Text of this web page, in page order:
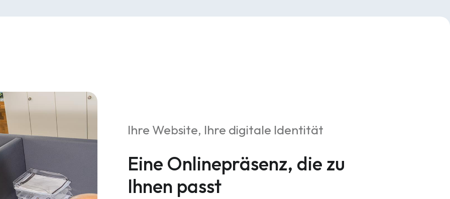
Ihre Website, Ihre digitale Identität
Eine Onlinepräsenz, die zu
Ihnen passt